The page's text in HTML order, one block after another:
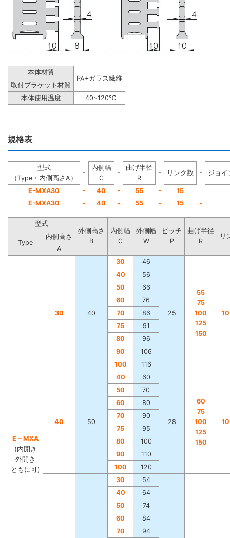
本体材質
PA+ガラス繊維
取付ブラケット材質
本体使用温度
-40~120℃
規格表
型式
（Type・内側高さA）
-
内側幅
C
-
曲げ半径
R
- リンク数 - ジョイ
E-MXA30 - 40 - 55 -
15
E-MXA30
- 40 - 55 - 15 -
型式
外側高さ
B
内側幅
C
外側幅
W
ピッチ
P
曲げ半径
R
リ
Type
内側高さ
A
E－MXA
(内開き
外開き
ともに可)
30 40
30 46
25
55
75
100
125
150
40
56
50
66
60
76
70
86
75
91
80
96
90
106
100
116
40 50
40 60
28
60
75
100
125
150
50
70
60
80
70
90
75
95
80
100
90
110
100
120
30 54
40
64
50
74
60
84
70
94